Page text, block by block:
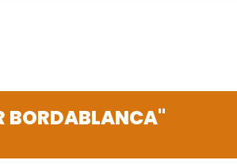
BORDABLANCA"